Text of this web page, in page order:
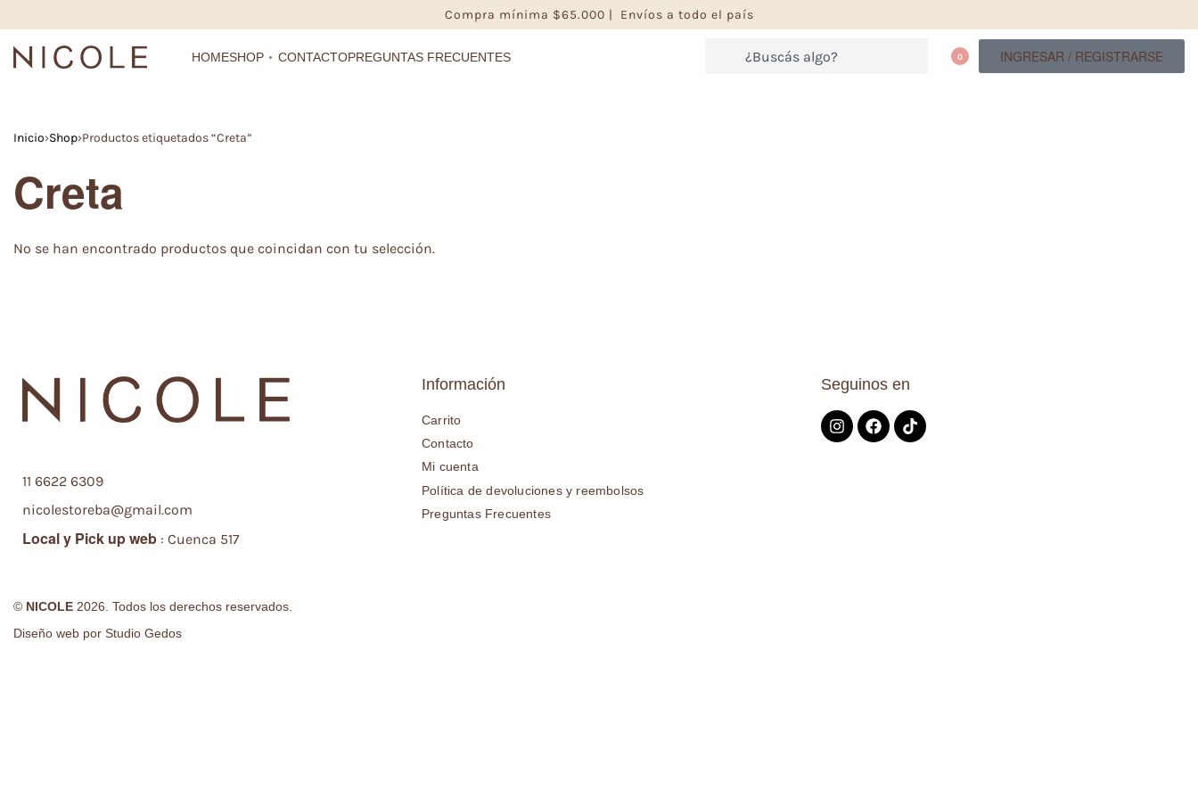
Compra mínima $65.000 | Envíos a todo el país
HOMESHOP CONTACTOPREGUNTAS FRECUENTES 0 INGRESAR / REGISTRARSE
Inicio›Shop›Productos etiquetados “Creta”
Creta
No se han encontrado productos que coincidan con tu selección.
11 6622 6309
nicolestoreba@gmail.com
Local y Pick up web : Cuenca 517
Información
Carrito
Contacto
Mi cuenta
Política de devoluciones y reembolsos
Preguntas Frecuentes
Seguinos en
© NICOLE 2026. Todos los derechos reservados.
Diseño web por Studio Gedos